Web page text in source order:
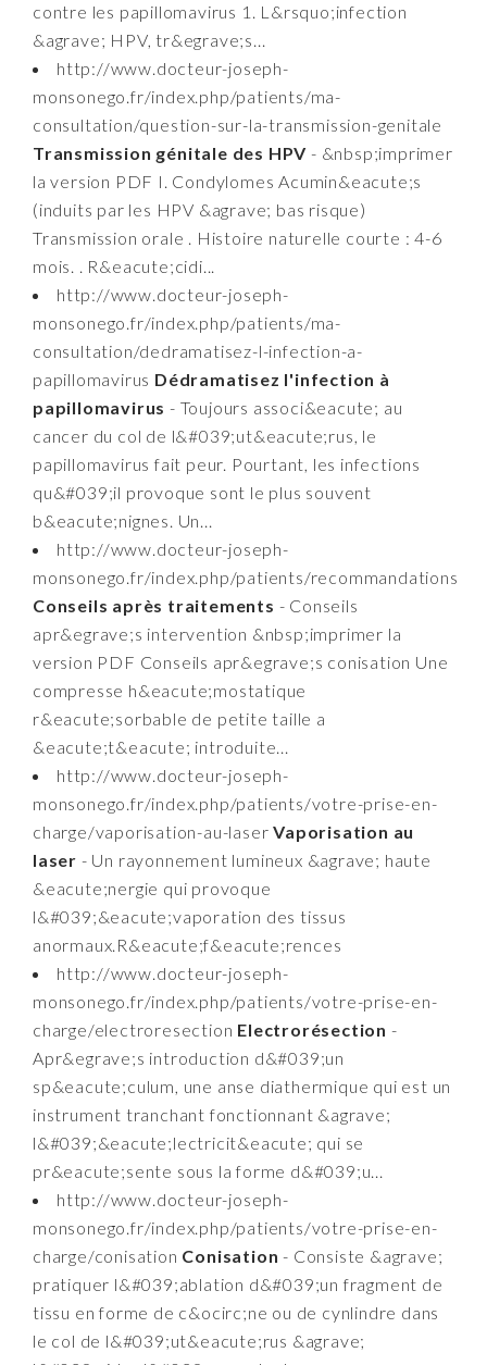
contre les papillomavirus 1. L&rsquo;infection
&agrave; HPV, tr&egrave;s...
http://www.docteur-joseph-
monsonego.fr/index.php/patients/ma-
consultation/question-sur-la-transmission-genitale
Transmission génitale des HPV - &nbsp;imprimer
la version PDF I. Condylomes Acumin&eacute;s
(induits par les HPV &agrave; bas risque)
Transmission orale . Histoire naturelle courte : 4-6
mois. . R&eacute;cidi...
http://www.docteur-joseph-
monsonego.fr/index.php/patients/ma-
consultation/dedramatisez-l-infection-a-
papillomavirus Dédramatisez l'infection à
papillomavirus - Toujours associ&eacute; au
cancer du col de l&#039;ut&eacute;rus, le
papillomavirus fait peur. Pourtant, les infections
qu&#039;il provoque sont le plus souvent
b&eacute;nignes. Un...
http://www.docteur-joseph-
monsonego.fr/index.php/patients/recommandations
Conseils après traitements - Conseils
apr&egrave;s intervention &nbsp;imprimer la
version PDF Conseils apr&egrave;s conisation Une
compresse h&eacute;mostatique
r&eacute;sorbable de petite taille a
&eacute;t&eacute; introduite...
http://www.docteur-joseph-
monsonego.fr/index.php/patients/votre-prise-en-
charge/vaporisation-au-laserVaporisation au
laser - Un rayonnement lumineux &agrave; haute
&eacute;nergie qui provoque
l&#039;&eacute;vaporation des tissus
anormaux.R&eacute;f&eacute;rences
http://www.docteur-joseph-
monsonego.fr/index.php/patients/votre-prise-en-
charge/electroresection Electrorésection -
Apr&egrave;s introduction d&#039;un
sp&eacute;culum, une anse diathermique qui est un
instrument tranchant fonctionnant &agrave;
l&#039;&eacute;lectricit&eacute; qui se
pr&eacute;sente sous la forme d&#039;u...
http://www.docteur-joseph-
monsonego.fr/index.php/patients/votre-prise-en-
charge/conisation Conisation - Consiste &agrave;
pratiquer l&#039;ablation d&#039;un fragment de
tissu en forme de c&ocirc;ne ou de cynlindre dans
le col de l&#039;ut&eacute;rus &agrave;